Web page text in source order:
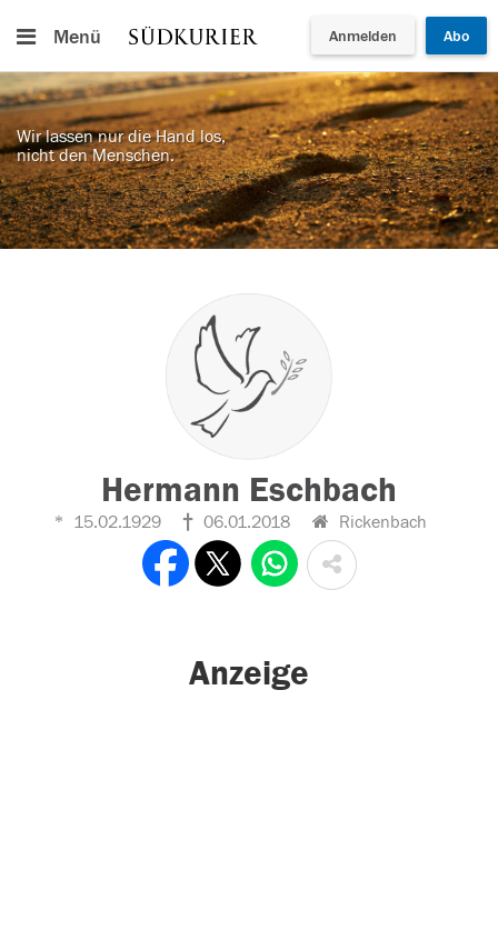
Menü Anmelden Abo
Wir lassen nur die Hand los,
nicht den Menschen.
Hermann Eschbach
15.02.1929 06.01.2018 Rickenbach
Anzeige